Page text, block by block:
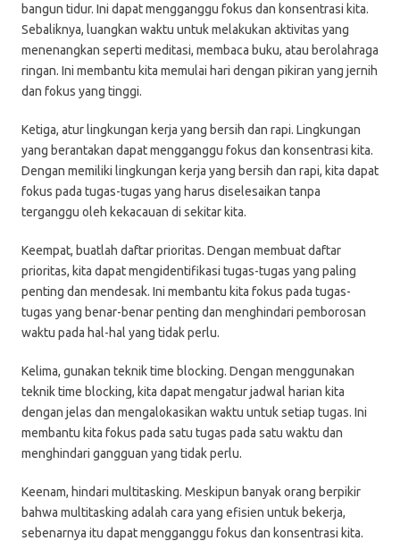
bangun tidur. Ini dapat mengganggu fokus dan konsentrasi kita.
Sebaliknya, luangkan waktu untuk melakukan aktivitas yang
menenangkan seperti meditasi, membaca buku, atau berolahraga
ringan. Ini membantu kita memulai hari dengan pikiran yang jernih
dan fokus yang tinggi.
Ketiga, atur lingkungan kerja yang bersih dan rapi. Lingkungan
yang berantakan dapat mengganggu fokus dan konsentrasi kita.
Dengan memiliki lingkungan kerja yang bersih dan rapi, kita dapat
fokus pada tugas-tugas yang harus diselesaikan tanpa
terganggu oleh kekacauan di sekitar kita.
Keempat, buatlah daftar prioritas. Dengan membuat daftar
prioritas, kita dapat mengidentifikasi tugas-tugas yang paling
penting dan mendesak. Ini membantu kita fokus pada tugas-
tugas yang benar-benar penting dan menghindari pemborosan
waktu pada hal-hal yang tidak perlu.
Kelima, gunakan teknik time blocking. Dengan menggunakan
teknik time blocking, kita dapat mengatur jadwal harian kita
dengan jelas dan mengalokasikan waktu untuk setiap tugas. Ini
membantu kita fokus pada satu tugas pada satu waktu dan
menghindari gangguan yang tidak perlu.
Keenam, hindari multitasking. Meskipun banyak orang berpikir
bahwa multitasking adalah cara yang efisien untuk bekerja,
sebenarnya itu dapat mengganggu fokus dan konsentrasi kita.